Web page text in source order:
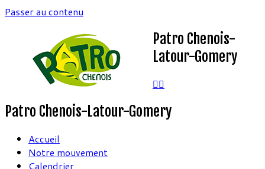
Passer au contenu
Patro Chenois-
Latour-Gomery
Patro Chenois-Latour-Gomery
Accueil
Notre mouvement
Calendrier